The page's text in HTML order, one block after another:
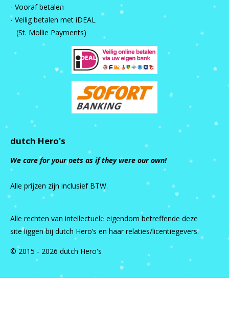
- Vooraf betalen
- Veilig betalen met iDEAL
(St. Mollie Payments)
dutch Hero's
We care for your pets as if they were our own!
Alle prijzen zijn inclusief BTW.
Alle rechten van intellectuele eigendom betreffende deze
site liggen bij dutch Hero’s en haar relaties/licentiegevers.
© 2015 - 2026 dutch Hero's